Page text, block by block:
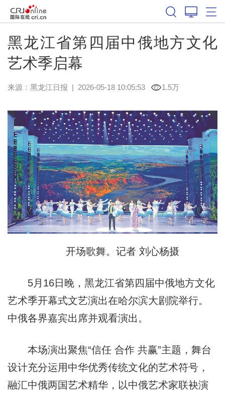
黑龙江省第四届中俄地方文化
艺术季启幕
来源： 黑龙江日报 | 2026-05-18 10:05:53 1.5万
开场歌舞。记者 刘心杨摄
5月16日晚，黑龙江省第四届中俄地方文化
艺术季开幕式文艺演出在哈尔滨大剧院举行。
中俄各界嘉宾出席并观看演出。
本场演出聚焦“信任 合作 共赢”主题，舞台
设计充分运用中华优秀传统文化的艺术符号，
融汇中俄两国艺术精华，以中俄艺术家联袂演